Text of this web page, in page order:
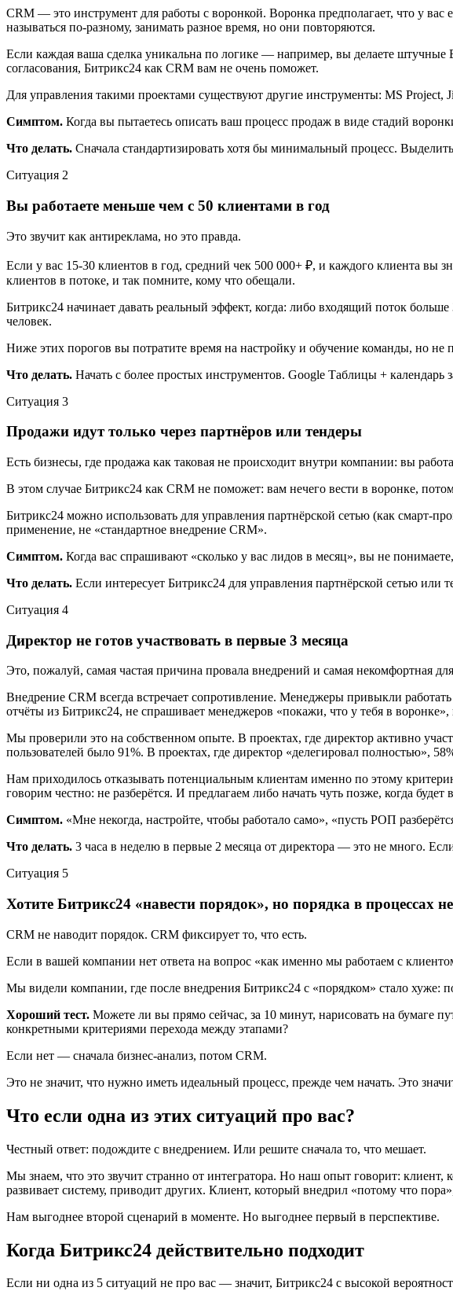
CRM — это инструмент для работы с воронкой. Воронка предполагает, что у вас
называться по-разному, занимать разное время, но они повторяются.
Если каждая ваша сделка уникальна по логике — например, вы делаете штучные
согласования, Битрикс24 как CRM вам не очень поможет.
Для управления такими проектами существуют другие инструменты: MS
Симптом. Когда вы пытаетесь описать ваш процесс продаж в виде стадий
Что делать. Сначала стандартизировать хотя бы минимальный процесс.
Ситуация 2
Вы работаете меньше чем с 50 клиентами в год
Это звучит как антиреклама, но это правда.
Если у вас 15-30 клиентов в год, средний чек 500 000+ ₽, и каждого клиента вы
клиентов в потоке, и так помните, кому что обещали.
Битрикс24 начинает давать реальный эффект, когда: либо входящий поток
человек.
Ниже этих порогов вы потратите время на настройку и обучение команды, но не
Что делать. Начать с более простых инструментов. Google Таблицы + календарь
Ситуация 3
Продажи идут только через партнёров или тендеры
Есть бизнесы, где продажа как таковая не происходит внутри компании: вы
В этом случае Битрикс24 как CRM не поможет: вам нечего вести в воронке,
Битрикс24 можно использовать для управления партнёрской сетью (как смарт-
применение, не «стандартное внедрение CRM».
Симптом. Когда вас спрашивают «сколько у вас лидов в месяц», вы не
Что делать. Если интересует Битрикс24 для управления партнёрской сетью
Ситуация 4
Директор не готов участвовать в первые 3 месяца
Это, пожалуй, самая частая причина провала внедрений и самая некомфортная
Внедрение CRM всегда встречает сопротивление. Менеджеры привыкли
отчёты из Битрикс24, не спрашивает менеджеров «покажи, что у тебя в
Мы проверили это на собственном опыте. В проектах, где директор активно
пользователей было 91%. В проектах, где директор «делегировал полностью»,
Нам приходилось отказывать потенциальным клиентам именно по этому
говорим честно: не разберётся. И предлагаем либо начать чуть позже, когда
Симптом. «Мне некогда, настройте, чтобы работало само», «пусть РОП
Что делать. 3 часа в неделю в первые 2 месяца от директора — это не много.
Ситуация 5
Хотите Битрикс24 «навести порядок», но порядка в процессах
CRM не наводит порядок. CRM фиксирует то, что есть.
Если в вашей компании нет ответа на вопрос «как именно мы работаем с
Мы видели компании, где после внедрения Битрикс24 с «порядком» стало хуже:
Хороший тест. Можете ли вы прямо сейчас, за 10 минут, нарисовать на бумаге
конкретными критериями перехода между этапами?
Если нет — сначала бизнес-анализ, потом CRM.
Это не значит, что нужно иметь идеальный процесс, прежде чем начать. Это
Что если одна из этих ситуаций про вас?
Честный ответ: подождите с внедрением. Или решите сначала то, что мешает.
Мы знаем, что это звучит странно от интегратора. Но наш опыт говорит:
развивает систему, приводит других. Клиент, который внедрил «потому что
Нам выгоднее второй сценарий в моменте. Но выгоднее первый в перспективе.
Когда Битрикс24 действительно подходит
Если ни одна из 5 ситуаций не про вас — значит, Битрикс24 с высокой